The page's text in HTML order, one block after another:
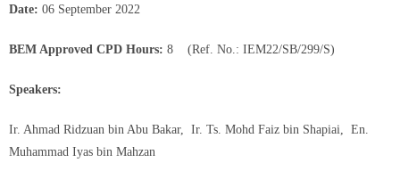
Date: 06 September 2022
BEM Approved CPD Hours: 8 (Ref. No.: IEM22/SB/299/S)
Speakers:
Ir. Ahmad Ridzuan bin Abu Bakar, Ir. Ts. Mohd Faiz bin Shapiai, En.
Muhammad Iyas bin Mahzan